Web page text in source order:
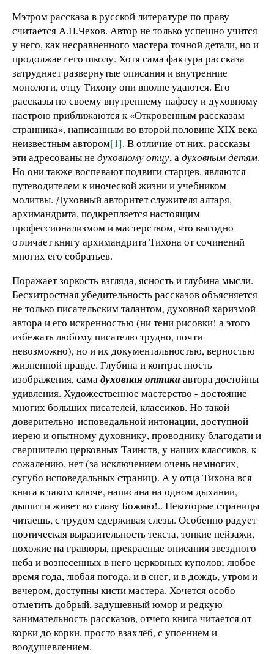
Мэтром рассказа в русской литературе по праву
считается А.П.Чехов. Автор не только успешно учится
у него, как несравненного мастера точной детали, но и
продолжает его школу. Хотя сама фактура рассказа
затрудняет развернутые описания и внутренние
монологи, отцу Тихону они вполне удаются. Его
рассказы по своему внутреннему пафосу и духовному
настрою приближаются к «Откровенным рассказам
странника», написанным во второй половине XIX века
неизвестным автором[1]. В отличие от них, рассказы
эти адресованы не духовному отцу, адуховным детям.
Но они также воспевают подвиги старцев, являются
путеводителем к иноческой жизни и учебником
молитвы. Духовный авторитет служителя алтаря,
архимандрита, подкрепляется настоящим
профессионализмом и мастерством, что выгодно
отличает книгу архимандрита Тихона от сочинений
многих его собратьев.
Поражает зоркость взгляда, ясность и глубина мысли.
Бесхитростная убедительность рассказов объясняется
не только писательским талантом, духовной харизмой
автора и его искренностью (ни тени рисовки! а этого
избежать любому писателю трудно, почти
невозможно), но и их документальностью, верностью
жизненной правде. Глубина и контрастность
изображения, самадуховная оптика автора достойны
удивления. Художественное мастерство - достояние
многих больших писателей, классиков. Но такой
доверительно-исповедальной интонации, доступной
иерею и опытному духовнику, проводнику благодати и
свершителю церковных Таинств, у наших классиков, к
сожалению, нет (за исключением очень немногих,
сугубо исповедальных страниц). А у отца Тихона вся
книга в таком ключе, написана на одном дыхании,
дышит и живет во славу Божию!.. Некоторые страницы
читаешь, с трудом сдерживая слезы. Особенно радует
поэтическая выразительность текста, тонкие пейзажи,
похожие на гравюры, прекрасные описания звездного
неба и вознесенных в него церковных куполов; любое
время года, любая погода, и в снег, и в дождь, утром и
вечером, доступны кисти мастера. Хочется особо
отметить добрый, задушевный юмор и редкую
занимательность рассказов, отчего книга читается от
корки до корки, просто взахлёб, с упоением и
воодушевлением.